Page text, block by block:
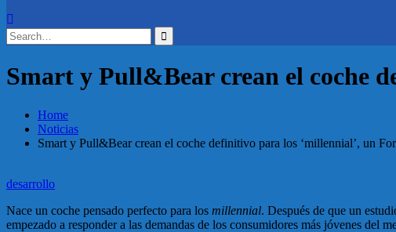
Search
for:
Smart y Pull&Bear crean el coche
Home
Noticias
Smart y Pull&Bear crean el coche definitivo para los ‘millennial’, un
desarrollo
Nace un coche pensado perfecto para los millennial. Después de que un
empezado a responder a las demandas de los consumidores más jóvenes del